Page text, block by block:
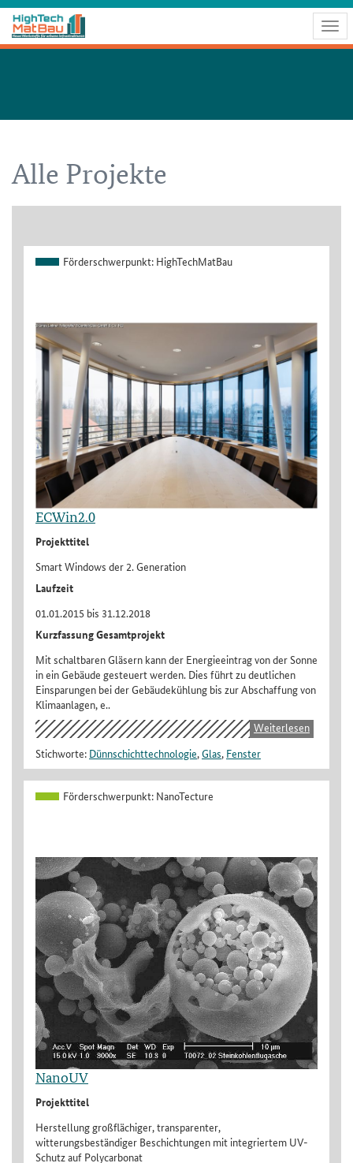
Alle Projekte
Förderschwerpunkt: HighTechMatBau
ECWin2.0
Projekttitel
Smart Windows der 2. Generation
Laufzeit
01.01.2015 bis 31.12.2018
Kurzfassung Gesamtprojekt
Mit schaltbaren Gläsern kann der Energieeintrag von der Sonne
in ein Gebäude gesteuert werden. Dies führt zu deutlichen
Einsparungen bei der Gebäudekühlung bis zur Abschaffung von
Klimaanlagen, e..
Weiterlesen
Stichworte: Dünnschichttechnologie,Glas, Fenster
Förderschwerpunkt: NanoTecture
NanoUV
Projekttitel
Herstellung großflächiger, transparenter,
witterungsbeständiger Beschichtungen mit integriertem UV-
Schutz auf Polycarbonat